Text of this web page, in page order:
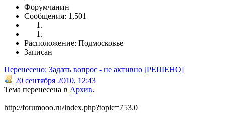
Форумчанин
Сообщения: 1,501
Расположение: Подмосковье
Записан
Перенесено: Задать вопрос - не активно [РЕШЕНО]
20 сентября 2010, 12:43
Тема перенесена в Архив.
http://forumooo.ru/index.php?topic=753.0